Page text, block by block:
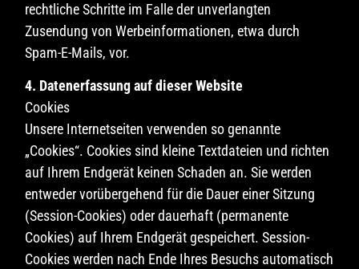
rechtliche Schritte im Falle der unverlangten
Zusendung von Werbeinformationen, etwa durch
Spam-E-Mails, vor.
4. Datenerfassung auf dieser Website
Cookies
Unsere Internetseiten verwenden so genannte
„Cookies“. Cookies sind kleine Textdateien und richten
auf Ihrem Endgerät keinen Schaden an. Sie werden
entweder vorübergehend für die Dauer einer Sitzung
(Session-Cookies) oder dauerhaft (permanente
Cookies) auf Ihrem Endgerät gespeichert. Session-
Cookies werden nach Ende Ihres Besuchs automatisch